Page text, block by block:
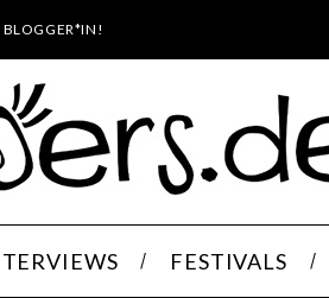
FESTIVALS